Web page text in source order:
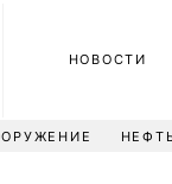
НОВОСТИ